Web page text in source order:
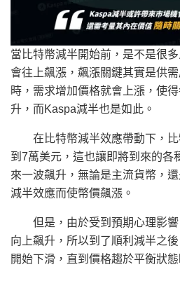
當比特幣減半開始前，是不是很
會往上飆漲，飆漲關鍵其實是供
時，需求增加價格就會上漲，使
升，而Kaspa減半也是如此。
在比特幣減半效應帶動下，比
到7萬美元，這也讓即將到來的各
來一波飆升，無論是主流貨幣，
減半效應而使幣價飆漲。
但是，由於受到預期心理影響
向上飆升，所以到了順利減半之
開始下滑，直到價格趨於平衡狀態